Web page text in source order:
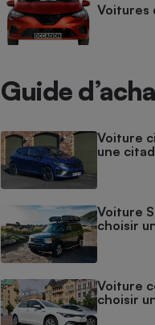
Voitures
Guide
Voiture
une
Voiture
choisir
Voiture
choisir